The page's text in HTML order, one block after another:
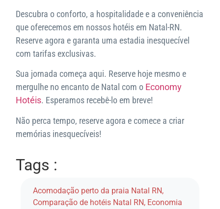
Descubra o conforto, a hospitalidade e a conveniência
que oferecemos em nossos hotéis em Natal-RN.
Reserve agora e garanta uma estadia inesquecível
com tarifas exclusivas.
Sua jornada começa aqui. Reserve hoje mesmo e
mergulhe no encanto de Natal com o Economy
Hotéis. Esperamos recebê-lo em breve!
Não perca tempo, reserve agora e comece a criar
memórias inesquecíveis!
Tags :
Acomodação perto da praia Natal RN,
Comparação de hotéis Natal RN, Economia